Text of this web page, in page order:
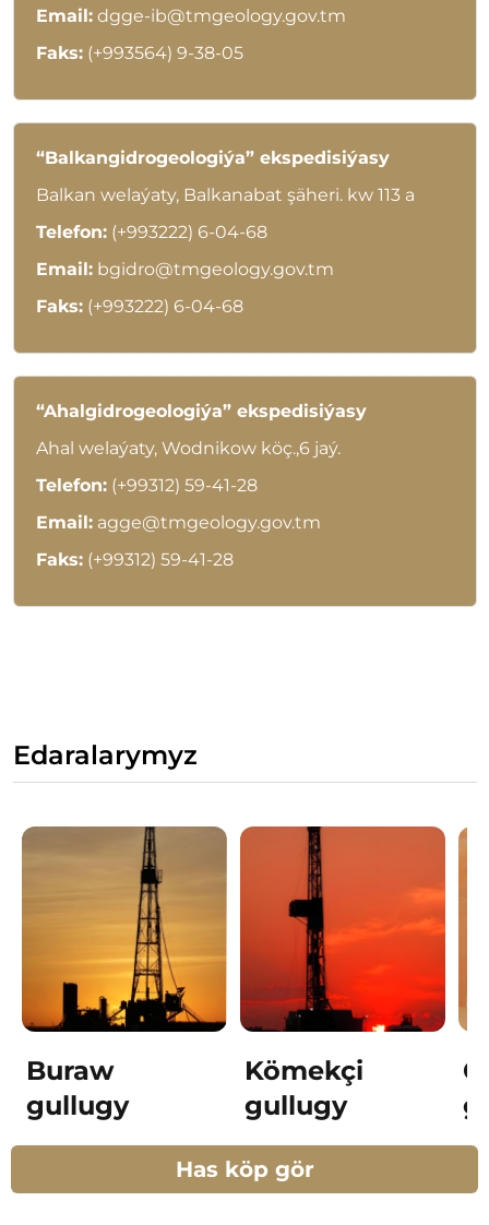
Email: dgge-ib@tmgeology.gov.tm
Faks: (+993564) 9-38-05
“Balkangidrogeologiýa” ekspedisiýasy
Balkan welaýaty, Balkanabat şäheri. kw 113 a
Telefon: (+993222) 6-04-68
Email: bgidro@tmgeology.gov.tm
Faks: (+993222) 6-04-68
“Ahalgidrogeologiýa” ekspedisiýasy
Ahal welaýaty, Wodnikow köç.,6 jaý.
Telefon: (+99312) 59-41-28
Email: agge@tmgeology.gov.tm
Faks: (+99312) 59-41-28
Edaralarymyz
Buraw
gullugy
Kömekçi
gullugy
Has köp gör